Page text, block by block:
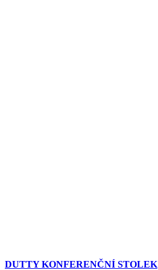
DUTTY KONFERENČNÍ STOLEK